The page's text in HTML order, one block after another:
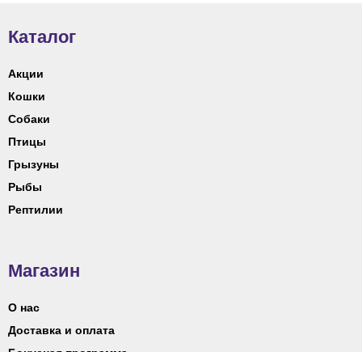
Каталог
Акции
Кошки
Собаки
Птицы
Грызуны
Рыбы
Рептилии
Магазин
О нас
Доставка и оплата